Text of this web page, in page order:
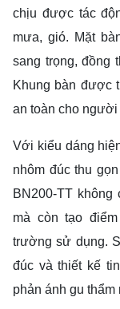
chịu được tác
mưa, gió. Mặt
sang trọng, đồng
Khung bàn được
an toàn cho người
Với kiểu dáng
nhôm đúc thu
BN200-TT
mà còn tạo
trường sử dụng.
đúc và thiết kế
phản ánh gu